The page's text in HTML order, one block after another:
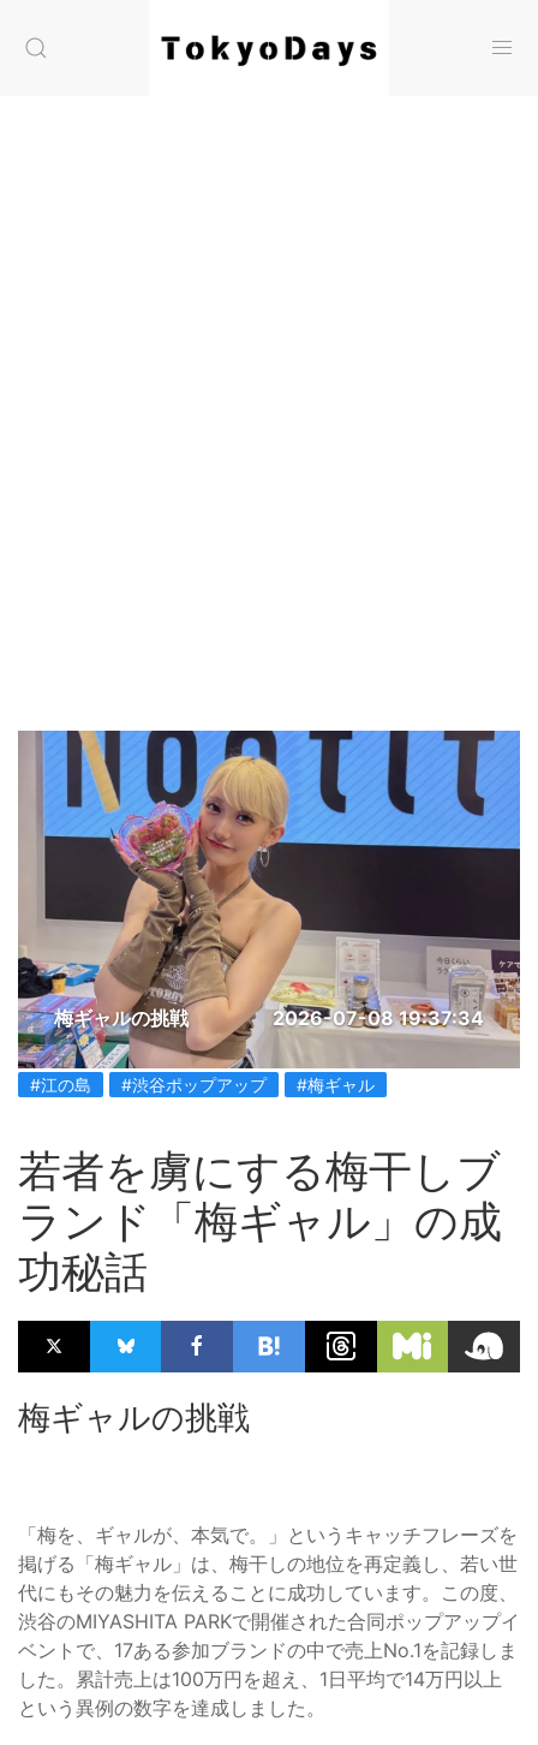
梅ギャルの挑戦 2026-07-08 19:37:34
#江の島 #渋谷ポップアップ #梅ギャル
若者を虜にする梅干しブ
ランド「梅ギャル」の成
功秘話
梅ギャルの挑戦
「梅を、ギャルが、本気で。」というキャッチフレーズを
掲げる「梅ギャル」は、梅干しの地位を再定義し、若い世
代にもその魅力を伝えることに成功しています。この度、
渋谷のMIYASHITA PARKで開催された合同ポップアップイ
ベントで、17ある参加ブランドの中で売上No.1を記録しま
した。累計売上は100万円を超え、1日平均で14万円以上
という異例の数字を達成しました。